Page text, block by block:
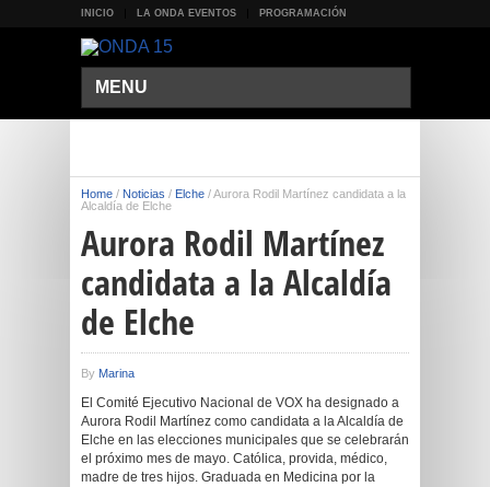
INICIO LA ONDA EVENTOS PROGRAMACIÓN
MENU
Home / Noticias / Elche /Aurora Rodil Martínez candidata a la
Alcaldía de Elche
Aurora Rodil Martínez
candidata a la Alcaldía
de Elche
By Marina
El Comité Ejecutivo Nacional de VOX ha designado a
Aurora Rodil Martínez como candidata a la Alcaldía de
Elche en las elecciones municipales que se celebrarán
el próximo mes de mayo. Católica, provida, médico,
madre de tres hijos. Graduada en Medicina por la